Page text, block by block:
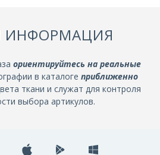
ИНФОРМАЦИЯ
ориентируйтесь на реальные
в каталоге приближенно
ткани и служат для контроля
выбора артикулов.